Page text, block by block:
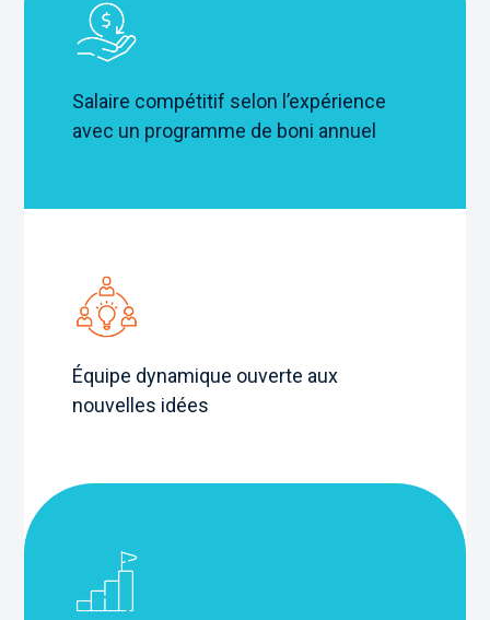
Salaire compétitif selon l’expérience
avec un programme de boni annuel
Équipe dynamique ouverte aux
nouvelles idées